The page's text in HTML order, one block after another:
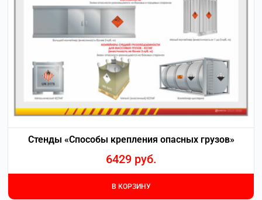
Стенды «Способы крепления опасных грузов»
6429 руб.
В КОРЗИНУ